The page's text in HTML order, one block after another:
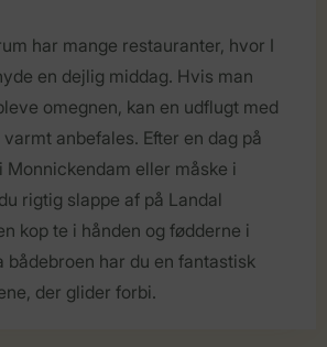
har mange restauranter, hvor I
en dejlig middag. Hvis man
omegnen, kan en udflugt med
anbefales. Efter en dag på
Monnickendam eller måske i
rigtig slappe af på Landal
kop te i hånden og fødderne i
har du en fantastisk
der glider forbi.